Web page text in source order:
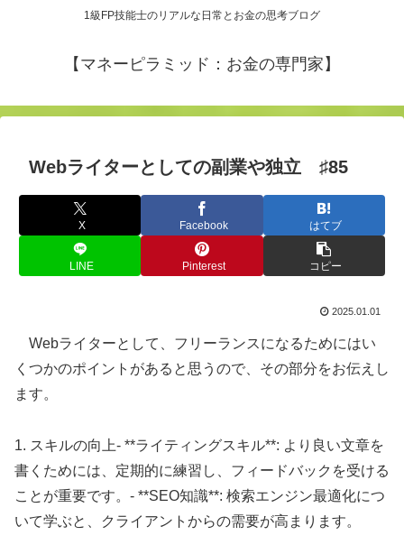
1級FP技能士のリアルな日常とお金の思考ブログ
【マネーピラミッド：お金の専門家】
Webライターとしての副業や独立 ♯85
X Facebook はてブ
LINE Pinterest コピー
2025.01.01
Webライターとして、フリーランスになるためにはい
くつかのポイントがあると思うので、その部分をお伝えし
ます。
1. スキルの向上- **ライティングスキル**: より良い文章を
書くためには、定期的に練習し、フィードバックを受ける
ことが重要です。- **SEO知識**: 検索エンジン最適化につ
いて学ぶと、クライアントからの需要が高まります。